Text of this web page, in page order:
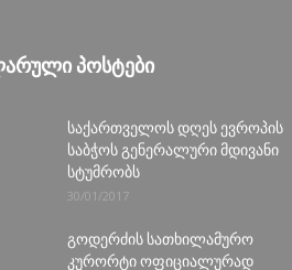
ᲞᲝᲡᲢᲔᲑᲘ
საქართველოს დღეს ევროპის
საბჭოს გენერალური მდივანი
სტუმრობს
30/01/2017
გოდერძის სათხილამურო
კურორტი ოფიციალურად